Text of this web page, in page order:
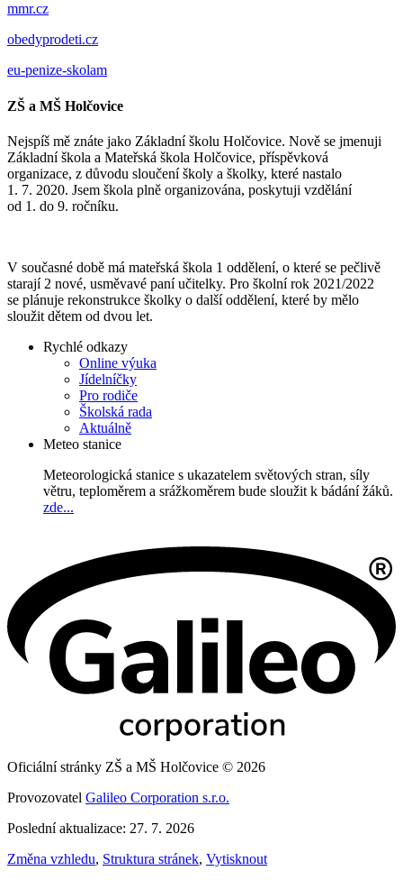
mmr.cz
obedyprodeti.cz
eu-penize-skolam
ZŠ a MŠ Holčovice
Nejspíš mě znáte jako Základní školu Holčovice. Nově se jmenuji
Základní škola a Mateřská škola Holčovice, příspěvková
organizace, z důvodu sloučení školy a školky, které nastalo
1. 7. 2020. Jsem škola plně organizována, poskytuji vzdělání
od 1. do 9. ročníku.
V současné době má mateřská škola 1 oddělení, o které se pečlivě
starají 2 nové, usměvavé paní učitelky. Pro školní rok 2021/2022
se plánuje rekonstrukce školky o další oddělení, které by mělo
sloužit dětem od dvou let.
Rychlé odkazy
Online výuka
Jídelníčky
Pro rodiče
Školská rada
Aktuálně
Meteo stanice
Meteorologická stanice s ukazatelem světových stran, síly
větru, teploměrem a srážkoměrem bude sloužit k bádání žáků.
zde...
Oficiální stránky ZŠ a MŠ Holčovice © 2026
Provozovatel Galileo Corporation s.r.o.
Poslední aktualizace: 27. 7. 2026
Změna vzhledu, Struktura stránek, Vytisknout